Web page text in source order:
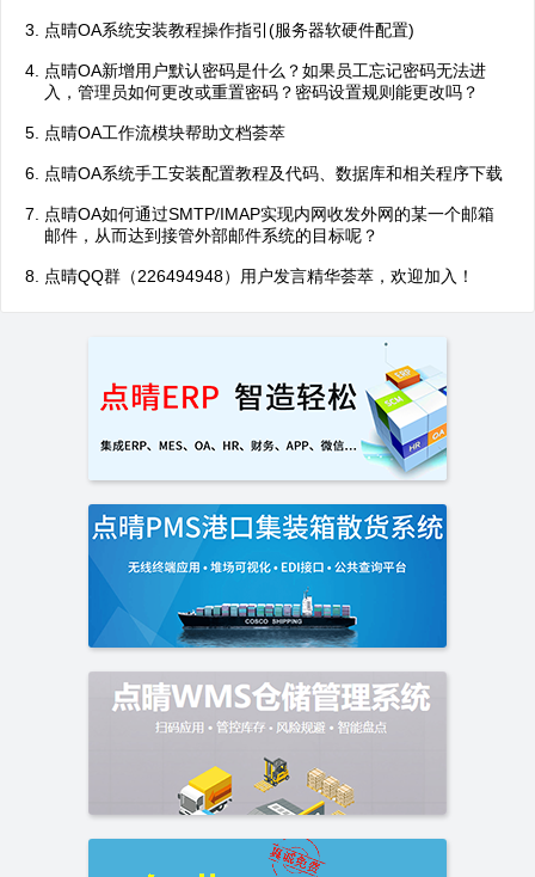
点晴OA系统安装教程操作指引(服务器软硬件配置)
点晴OA新增用户默认密码是什么？如果员工忘记密码无法进
入，管理员如何更改或重置密码？密码设置规则能更改吗？
点晴OA工作流模块帮助文档荟萃
点晴OA系统手工安装配置教程及代码、数据库和相关程序下载
点晴OA如何通过SMTP/IMAP实现内网收发外网的某一个邮箱
邮件，从而达到接管外部邮件系统的目标呢？
点晴QQ群（226494948）用户发言精华荟萃，欢迎加入！